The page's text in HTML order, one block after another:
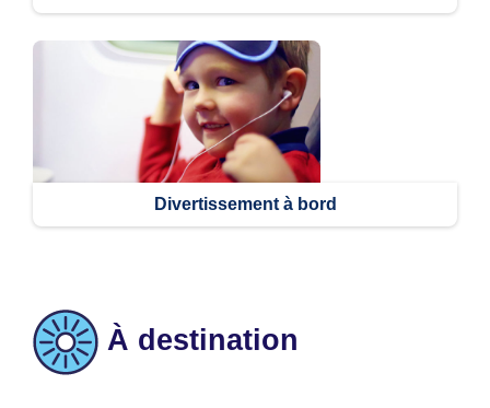
Divertissement à bord
À destination